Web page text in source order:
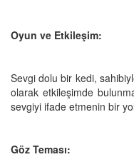
Oyun ve Etkileşim:
Sevgi dolu bir kedi,
olarak etkileşimde
sevgiyi ifade etmenin bir
Göz Teması: